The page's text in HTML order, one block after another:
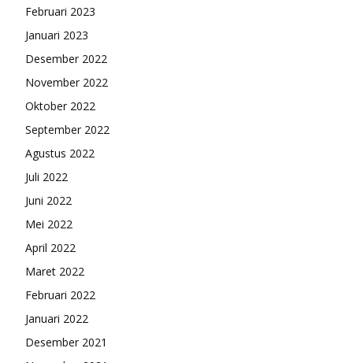
Februari 2023
Januari 2023
Desember 2022
November 2022
Oktober 2022
September 2022
Agustus 2022
Juli 2022
Juni 2022
Mei 2022
April 2022
Maret 2022
Februari 2022
Januari 2022
Desember 2021